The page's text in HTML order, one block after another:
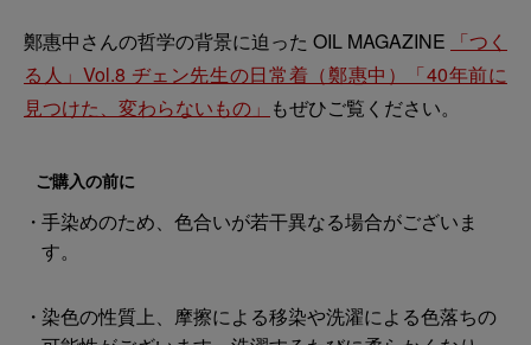
鄭惠中さんの哲学の背景に迫った OIL MAGAZINE
「つく
る人」Vol.8 ヂェン先生の日常着（鄭惠中）「40年前に
見つけた、変わらないもの」 もぜひご覧ください。
ご購入の前に
手染めのため、色合いが若干異なる場合がございま
す。
染色の性質上、摩擦による移染や洗濯による色落ちの